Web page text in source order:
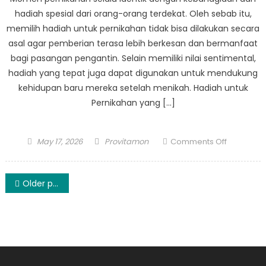
hadiah spesial dari orang-orang terdekat. Oleh sebab itu,
memilih hadiah untuk pernikahan tidak bisa dilakukan secara
asal agar pemberian terasa lebih berkesan dan bermanfaat
bagi pasangan pengantin. Selain memiliki nilai sentimental,
hadiah yang tepat juga dapat digunakan untuk mendukung
kehidupan baru mereka setelah menikah. Hadiah untuk
Pernikahan yang […]
Posted
May 17, 2026 Author
Provitamon Comments Offon
dan
Posts
Older posts